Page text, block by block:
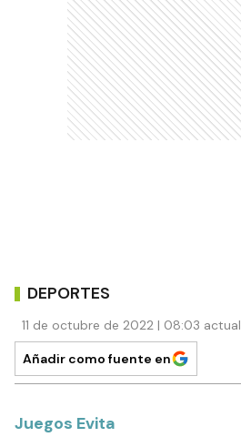
DEPORTES
11 de octubre de 2022 | 08:03
Añadir como fuente en
Juegos Evita